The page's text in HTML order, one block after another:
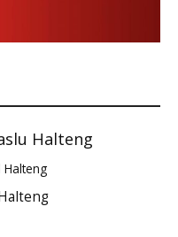
Halteng
Halteng